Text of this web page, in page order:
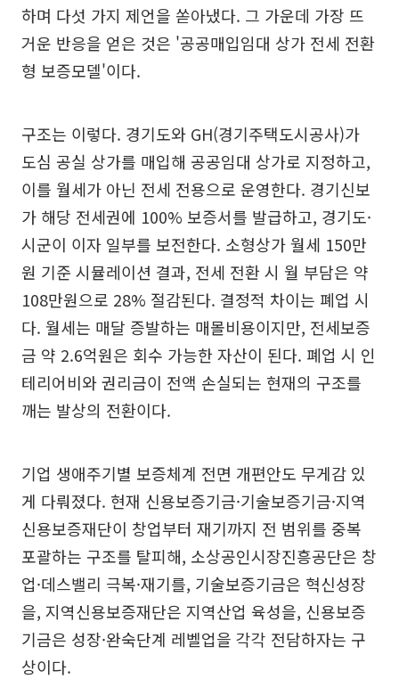
하며 다섯 가지 제언을 쏟아냈다. 그 가운데 가장 뜨
거운 반응을 얻은 것은 '공공매입임대 상가 전세 전환
형 보증모델'이다.
구조는 이렇다. 경기도와 GH(경기주택도시공사)가
도심 공실 상가를 매입해 공공임대 상가로 지정하고,
이를 월세가 아닌 전세 전용으로 운영한다. 경기신보
가 해당 전세권에 100% 보증서를 발급하고, 경기도·
시군이 이자 일부를 보전한다. 소형상가 월세 150만
원 기준 시뮬레이션 결과, 전세 전환 시 월 부담은 약
108만원으로 28% 절감된다. 결정적 차이는 폐업 시
다. 월세는 매달 증발하는 매몰비용이지만, 전세보증
금 약 2.6억원은 회수 가능한 자산이 된다. 폐업 시 인
테리어비와 권리금이 전액 손실되는 현재의 구조를
깨는 발상의 전환이다.
기업 생애주기별 보증체계 전면 개편안도 무게감 있
게 다뤄졌다. 현재 신용보증기금·기술보증기금·지역
신용보증재단이 창업부터 재기까지 전 범위를 중복
포괄하는 구조를 탈피해, 소상공인시장진흥공단은 창
업·데스밸리 극복·재기를, 기술보증기금은 혁신성장
을, 지역신용보증재단은 지역산업 육성을, 신용보증
기금은 성장·완숙단계 레벨업을 각각 전담하자는 구
상이다.